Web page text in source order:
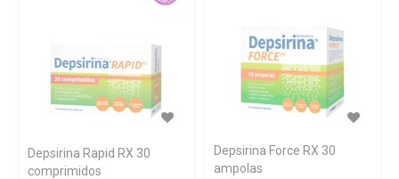
Depsirina Rapid RX 30
comprimidos
Depsirina Force RX 30
ampolas